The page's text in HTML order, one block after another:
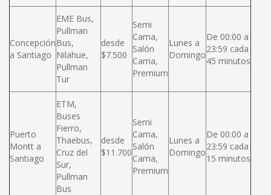
Concepción
a Santiago
EME Bus,
Pullman
Bus,
Nilahue,
Pullman
Tur
desde
$7.500
Semi
Cama,
Salón
Cama,
Premium
Lunes a
Domingo
De 00:00 a
23:59 cada
45 minutos
Puerto
Montt a
Santiago
ETM,
Buses
Fierro,
Thaebus,
Cruz del
Sur,
Pullman
Bus
desde
$11.700
Semi
Cama,
Salón
Cama,
Premium
Lunes a
Domingo
De 00:00 a
23:59 cada
15 minutos